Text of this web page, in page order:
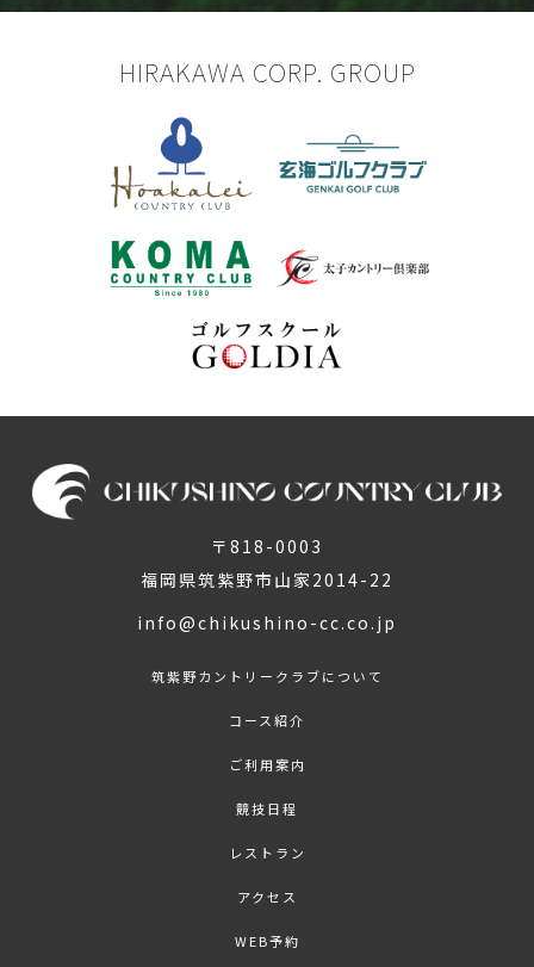
HIRAKAWA CORP. GROUP
〒818-0003
福岡県筑紫野市山家2014-22
info@chikushino-cc.co.jp
筑紫野カントリークラブについて
コース紹介
ご利用案内
競技日程
レストラン
アクセス
WEB予約